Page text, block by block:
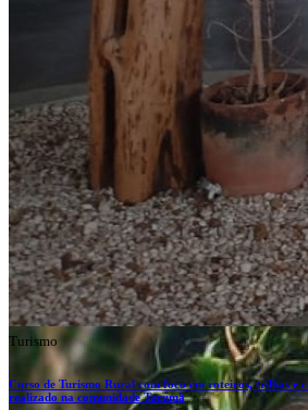
Turismo
Curso de Turismo Rural com foco em roteiros, trilhas e
realizado na comunidade Tucumã